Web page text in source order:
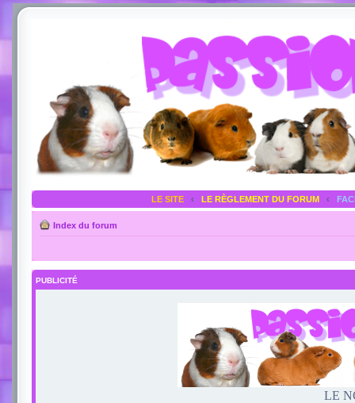
LE SITE ‹ LE RÈGLEMENT DU FORUM ‹
Index du forum
PUBLICITÉ
LE